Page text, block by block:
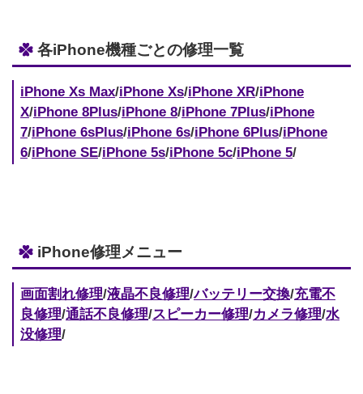
各iPhone機種ごとの修理一覧
iPhone Xs Max/iPhone Xs/iPhone XR/iPhone
X/iPhone 8Plus/iPhone 8/iPhone 7Plus/iPhone
7/iPhone 6sPlus/iPhone 6s/iPhone 6Plus/iPhone
6/iPhone SE/iPhone 5s/iPhone 5c/iPhone 5/
iPhone修理メニュー
画面割れ修理/液晶不良修理/バッテリー交換/充電不
良修理/通話不良修理/スピーカー修理/カメラ修理/水
没修理/